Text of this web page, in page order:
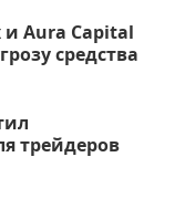
Aura Capital
средства
трейдеров